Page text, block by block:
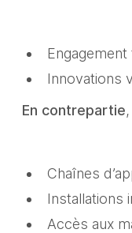
Innovations
En contrepartie
Chaînes
Installations
Accès aux